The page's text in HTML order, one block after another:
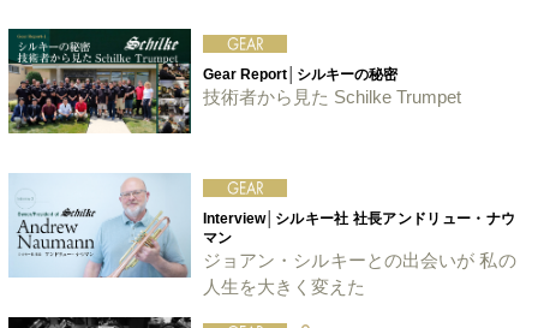
Gear Report│シルキーの秘密
技術者から見た Schilke Trumpet
Interview│シルキー社 社長アンドリュー・ナウ
マン
ジョアン・シルキーとの出会いが 私の
人生を大きく変えた